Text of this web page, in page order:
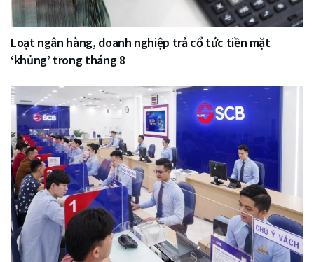
Loạt ngân hàng, doanh nghiệp trả cổ tức tiền mặt
‘khủng’ trong tháng 8